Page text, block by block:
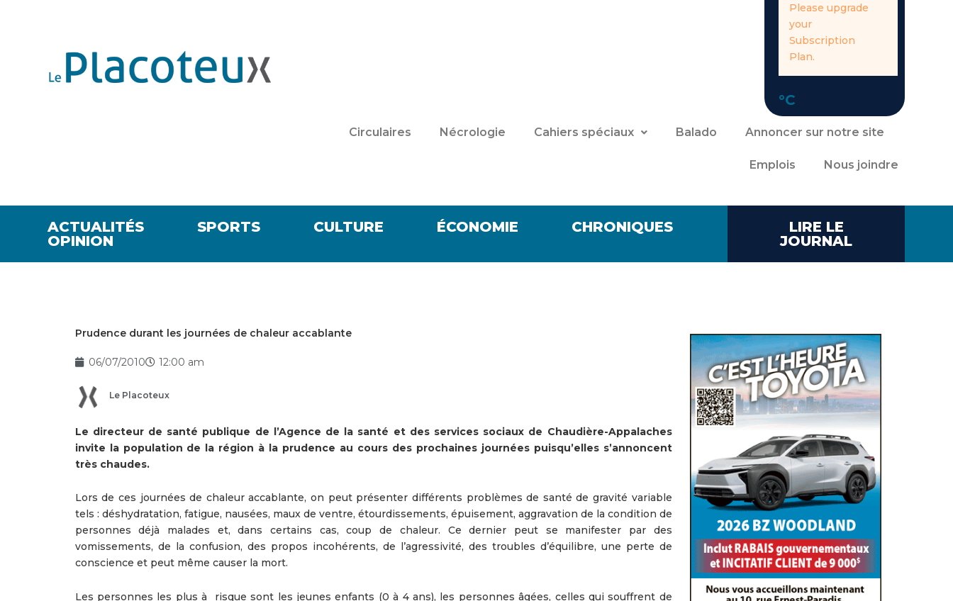
Please upgrade
your
Subscription
Plan.
°C
Circulaires Nécrologie Cahiers spéciaux Balado Annoncer sur notre site
Emplois Nous joindre
ACTUALITÉS SPORTS CULTURE ÉCONOMIE
CHRONIQUES
OPINION
LIRE LE
JOURNAL
Prudence durant les journées de chaleur accablante
06/07/2010 12:00 am
Le Placoteux
Le directeur de santé publique de l’Agence de la santé et des services sociaux de Chaudière-Appalaches
invite la population de la région à la prudence au cours des prochaines journées puisqu’elles s’annoncent
très chaudes.
Lors de ces journées de chaleur accablante, on peut présenter différents problèmes de santé de gravité variable
tels : déshydratation, fatigue, nausées, maux de ventre, étourdissements, épuisement, aggravation de la condition de
personnes déjà malades et, dans certains cas, coup de chaleur. Ce dernier peut se manifester par des
vomissements, de la confusion, des propos incohérents, de l’agressivité, des troubles d’équilibre, une perte de
conscience et peut même causer la mort.
Les personnes les plus à risque sont les jeunes enfants (0 à 4 ans), les personnes âgées, celles qui souffrent de